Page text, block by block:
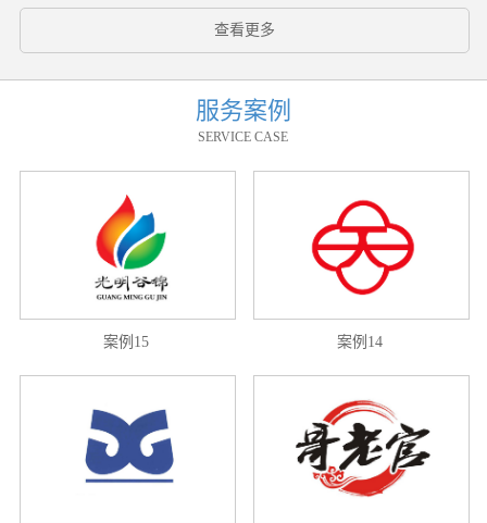
查看更多
服务案例
SERVICE CASE
案例15 案例14